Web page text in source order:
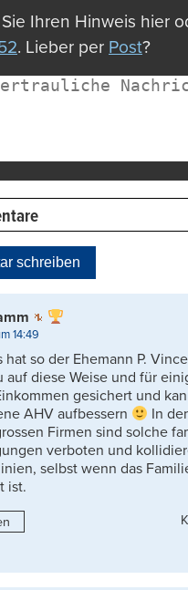
Ihren Hinweis hier
. Lieber per Post?
schreiben
14:49
hat so der Ehemann P.
auf diese Weise und für
gesichert und
AHV aufbessern
In
Firmen sind solche
verboten und
selbst wenn das
ist.